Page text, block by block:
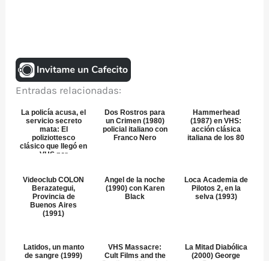
Entradas relacionadas:
La policía acusa, el
servicio secreto
mata: El
poliziottesco
clásico que llegó en
VHS por
Dos Rostros para
un Crimen (1980)
policial italiano con
Franco Nero
Hammerhead
(1987) en VHS:
acción clásica
italiana de los 80
Videoclub COLON
Berazategui,
Provincia de
Buenos Aires
(1991)
Angel de la noche
(1990) con Karen
Black
Loca Academia de
Pilotos 2, en la
selva (1993)
Latidos, un manto
de sangre (1999)
VHS Massacre:
Cult Films and the
La Mitad Diabólica
(2000) George